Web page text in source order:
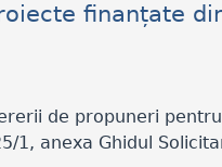
finanțate
de propuneri pentru
1, anexa Ghidul